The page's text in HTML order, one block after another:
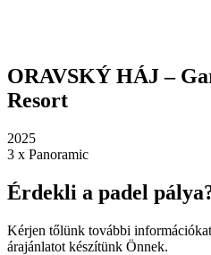
ORAVSKÝ HÁJ –
Resort
2025
3 x Panoramic
Érdekli a padel
Kérjen tőlünk további
árajánlatot készítünk Önnek.